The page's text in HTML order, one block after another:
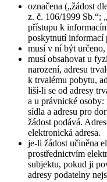
označena („žádost
z. č. 106/1999 Sb.“;
přístupu k
poskytnutí informací
musí v ní být
musí obsahovat u
narození, adresu
k trvalému pobytu,
liší-li se od adresy
a u právnické osoby:
sídla a adresu pro
žádost podává.
elektronická adresa.
je-li žádost učiněna
prostřednictvím
subjektu, pokud ji
adresy podatelny